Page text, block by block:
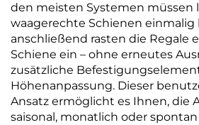
den meisten Systemen müssen
waagerechte Schienen
anschließend rasten die Regale
Schiene ein – ohne erneutes
zusätzliche
Höhenanpassung. Dieser
Ansatz ermöglicht es Ihnen, die
saisonal, monatlich oder